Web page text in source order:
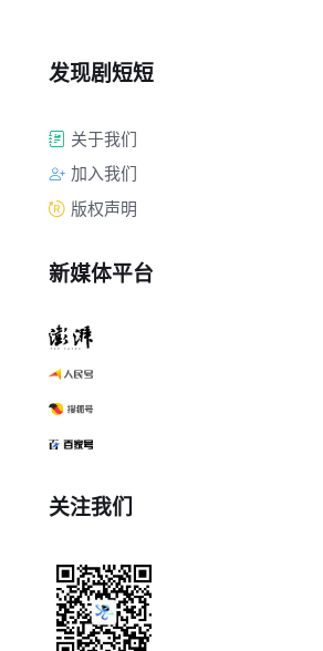
发现剧短短
关于我们
加入我们
版权声明
新媒体平台
关注我们